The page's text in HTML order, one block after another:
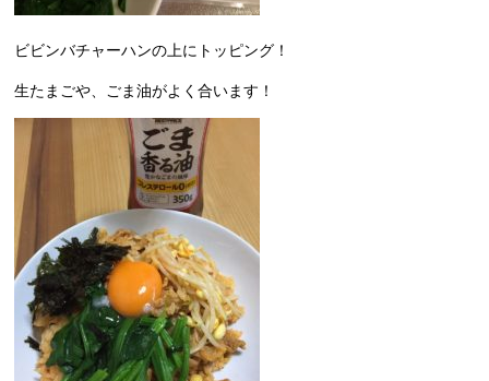
ビビンバチャーハンの上にトッピング！
生たまごや、ごま油がよく合います！